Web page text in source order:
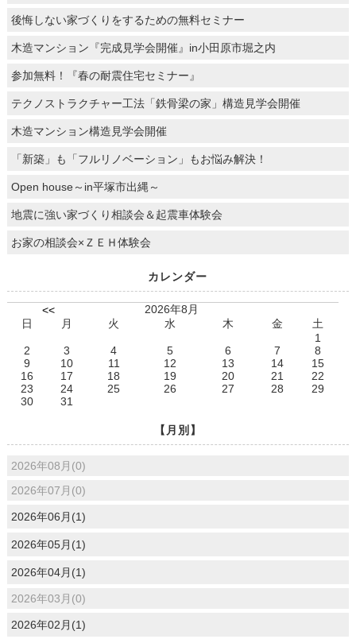
後悔しない家づくりをするための無料セミナー
木造マンション『完成見学会開催』in小田原市堀之内
参加無料！『春の耐震住宅セミナー』
テクノストラクチャー工法「鉄骨梁の家」構造見学会開催
木造マンション構造見学会開催
「新築」も「フルリノベーション」もお悩み解決！
Open house～in平塚市出縄～
地震に強い家づくり相談会＆起震車体験会
お家の相談会×ＺＥＨ体験会
カレンダー
<<
2026年8月
日
月 火 水 木 金
土
1
2
3 4 5 6 7
8
9
10 11 12 13 14
15
16
17 18 19 20 21
22
23
24 25 26 27 28
29
30
31
【月別】
2026年08月(0)
2026年07月(0)
2026年06月(1)
2026年05月(1)
2026年04月(1)
2026年03月(0)
2026年02月(1)